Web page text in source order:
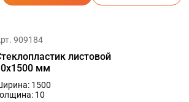
909184
листовой
мм
1500
10